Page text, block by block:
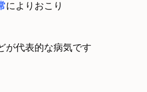
が代表的な病気です